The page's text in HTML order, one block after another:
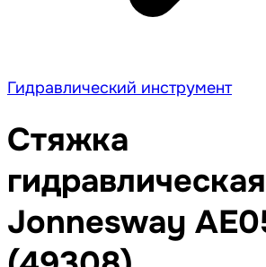
Гидравлический инструмент
Стяжка
Jonnesway